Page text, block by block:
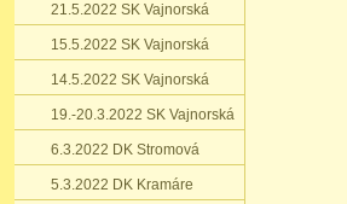
21.5.2022 SK Vajnorská
15.5.2022 SK Vajnorská
14.5.2022 SK Vajnorská
19.-20.3.2022 SK Vajnorská
6.3.2022 DK Stromová
5.3.2022 DK Kramáre